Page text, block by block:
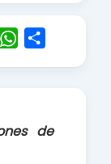
W
A
e
de